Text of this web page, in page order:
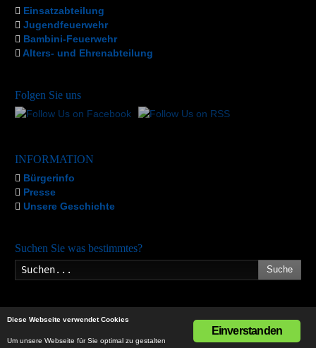
Einsatzabteilung
Jugendfeuerwehr
Bambini-Feuerwehr
Alters- und Ehrenabteilung
Folgen Sie uns
INFORMATION
Bürgerinfo
Presse
Unsere Geschichte
Suchen Sie was bestimmtes?
Suche
Einverstanden
Diese Webseite verwendet Cookies
Um unsere Webseite für Sie optimal zu gestalten